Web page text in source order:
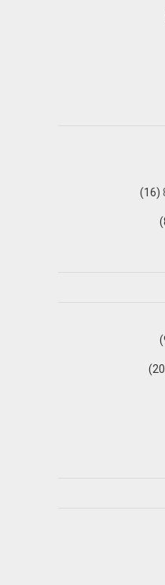
(16)